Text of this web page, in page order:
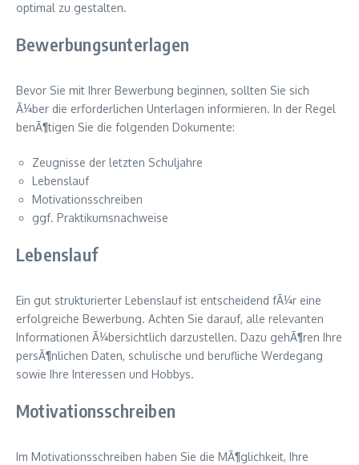
optimal zu gestalten.
Bewerbungsunterlagen
Bevor Sie mit Ihrer Bewerbung beginnen, sollten Sie sich
Ã¼ber die erforderlichen Unterlagen informieren. In der Regel
benÃ¶tigen Sie die folgenden Dokumente:
Zeugnisse der letzten Schuljahre
Lebenslauf
Motivationsschreiben
ggf. Praktikumsnachweise
Lebenslauf
Ein gut strukturierter Lebenslauf ist entscheidend fÃ¼r eine
erfolgreiche Bewerbung. Achten Sie darauf, alle relevanten
Informationen Ã¼bersichtlich darzustellen. Dazu gehÃ¶ren Ihre
persÃ¶nlichen Daten, schulische und berufliche Werdegang
sowie Ihre Interessen und Hobbys.
Motivationsschreiben
Im Motivationsschreiben haben Sie die MÃ¶glichkeit, Ihre